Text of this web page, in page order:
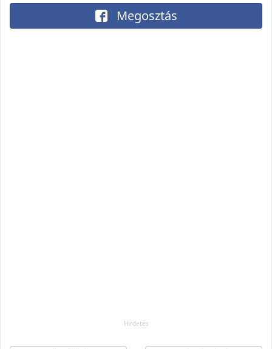
Megosztás